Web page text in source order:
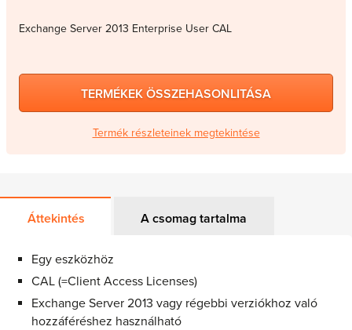
Exchange Server 2013 Enterprise User CAL
TERMÉKEK ÖSSZEHASONLITÁSA
Termék részleteinek megtekintése
Áttekintés A csomag tartalma
Egy eszközhöz
CAL (=Client Access Licenses)
Exchange Server 2013 vagy régebbi verziókhoz való
hozzáféréshez használható